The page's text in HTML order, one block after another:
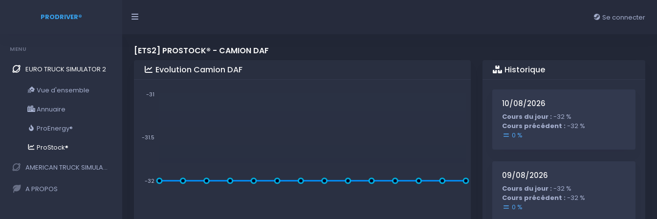
PRODRIVER® Se connecter
MENU
EURO TRUCK SIMULATOR 2
Vue d'ensemble
Annuaire
ProEnergy®
ProStock®
AMERICAN TRUCK SIMULATOR
A PROPOS
[ETS2] PROSTOCK® - CAMION DAF
Evolution Camion DAF
-31
-31.5
-32
Historique
10/08/2026
Cours du jour :-32 %
Cours précédent :-32 %
0 %
09/08/2026
Cours du jour :-32 %
Cours précédent :-32 %
0 %